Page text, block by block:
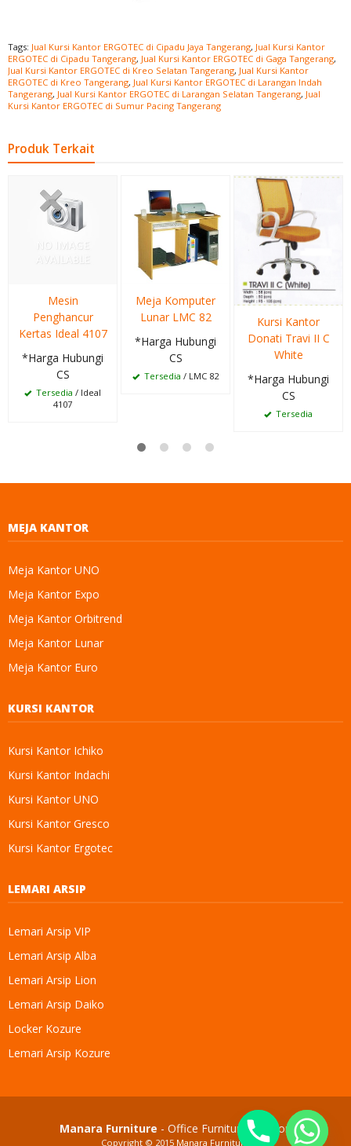
Tags: Jual Kursi Kantor ERGOTEC di Cipadu Jaya Tangerang, Jual Kursi Kantor
ERGOTEC di Cipadu Tangerang, Jual Kursi Kantor ERGOTEC di Gaga Tangerang,
Jual Kursi Kantor ERGOTEC di Kreo Selatan Tangerang, Jual Kursi Kantor
ERGOTEC di Kreo Tangerang, Jual Kursi Kantor ERGOTEC di Larangan Indah
Tangerang, Jual Kursi Kantor ERGOTEC di Larangan Selatan Tangerang, Jual
Kursi Kantor ERGOTEC di Sumur Pacing Tangerang
Produk Terkait
Mesin
Penghancur
Kertas Ideal 4107
*Harga Hubungi
CS
Tersedia / Ideal
4107
Meja Komputer
Lunar LMC 82
*Harga Hubungi
CS
Tersedia / LMC 82
Kursi Kantor
Donati Travi II C
White
*Harga Hubungi
CS
Tersedia
MEJA KANTOR
Meja Kantor UNO
Meja Kantor Expo
Meja Kantor Orbitrend
Meja Kantor Lunar
Meja Kantor Euro
KURSI KANTOR
Kursi Kantor Ichiko
Kursi Kantor Indachi
Kursi Kantor UNO
Kursi Kantor Gresco
Kursi Kantor Ergotec
LEMARI ARSIP
Lemari Arsip VIP
Lemari Arsip Alba
Lemari Arsip Lion
Lemari Arsip Daiko
Locker Kozure
Lemari Arsip Kozure
Manara Furniture - Office Furniture Solution
Copyright © 2015 Manara Furniture